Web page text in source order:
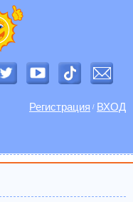
Регистрация / ВХОД